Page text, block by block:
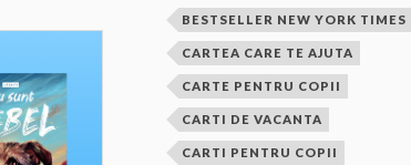
BESTSELLER NEW YORK TIMES
CARTEA CARE TE AJUTA
CARTE PENTRU COPII
CARTI DE VACANTA
CARTI PENTRU COPII